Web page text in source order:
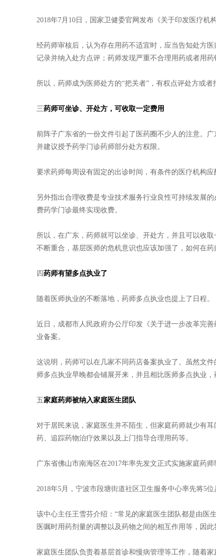
2018年7月10日，国家卫健委官网发布《关于印发医疗
经药师审核后，认为存在用药不适宜时，应当告知处方
记录并纳入处方点评；药师发现严重不合理用药或者用
所以，药师成为医师处方的“把关者”，有权点评处方或
三药师可坐诊、开处方，可收取一定费用
前阵子广东省的一份文件引起了医药圈不少人的注意。
并建议授予药学门诊药师部分处方权限。
要求药师每周设有固定的出诊时间，有条件的医疗机构应
另外指出合理收费是专业技术服务行业良性可持续发展
费药学门诊最终实现收费。
所以，在广东，药师就可以坐诊、开处方，并且可以收
不断重合，基层医师的危机意识也应该加强了，如何在
四药师有望多点执业了
随着医师执业的不断落地，药师多点执业也提上了日程。
近日，成都市人民政府办公厅印发《关于进一步改革完
业备案。
这说明，药师可以在几家不同药店备案执业了。虽然文
师多点执业早晚都会铺展开来，并且相比医师多点执业
五家庭药师被纳入家庭医生团队
对于居民来说，家庭医生并不陌生，但家庭药师就少有
药、追踪药物治疗效果以及上门指导合理用药等。
广东省佛山市南海区在2017年率先发文正式实施家庭药
2018年5月，宁波市段塘街道社区卫生服务中心率先将5
该中心主任王雪芬介绍：“常见的家庭医生团队都是由医
医嘱时用药剂量的调整以及药物之间的相互作用等，因
家庭医生团队负责着基层首诊和慢病管理等工作，随着